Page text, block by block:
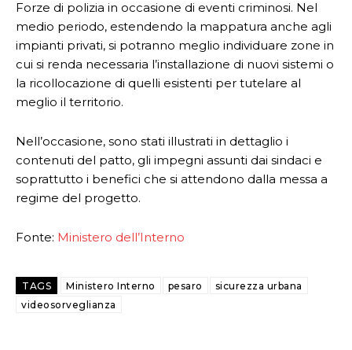
Forze di polizia in occasione di eventi criminosi. Nel
medio periodo, estendendo la mappatura anche agli
impianti privati, si potranno meglio individuare zone in
cui si renda necessaria l’installazione di nuovi sistemi o
la ricollocazione di quelli esistenti per tutelare al
meglio il territorio.
Nell’occasione, sono stati illustrati in dettaglio i
contenuti del patto, gli impegni assunti dai sindaci e
soprattutto i benefici che si attendono dalla messa a
regime del progetto.
Fonte: Ministero dell’Interno
TAGS Ministero Interno pesaro
sicurezza urbana
videosorveglianza